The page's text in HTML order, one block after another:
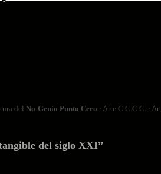
del No‑Genio Punto Cero · Arte C.C.C.C. ·
del siglo XXI”